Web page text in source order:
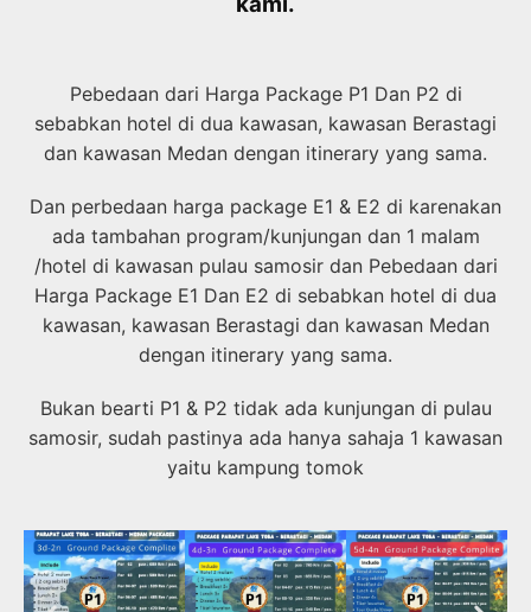
Pebedaan dari Harga Package P1 Dan P2 di
sebabkan hotel di dua kawasan, kawasan Berastagi
dan kawasan Medan dengan itinerary yang sama.
Dan perbedaan harga package E1 & E2 di karenakan
ada tambahan program/kunjungan dan 1 malam
/hotel di kawasan pulau samosir dan Pebedaan dari
Harga Package E1 Dan E2 di sebabkan hotel di dua
kawasan, kawasan Berastagi dan kawasan Medan
dengan itinerary yang sama.
Bukan bearti P1 & P2 tidak ada kunjungan di pulau
samosir, sudah pastinya ada hanya sahaja 1 kawasan
yaitu kampung tomok